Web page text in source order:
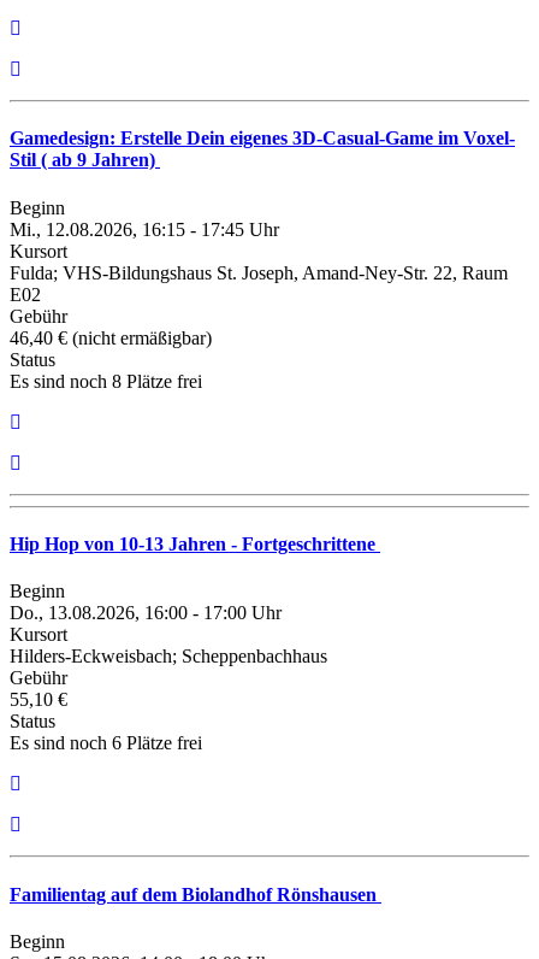
Gamedesign: Erstelle Dein eigenes 3D-Casual-Game im Voxel-
Stil ( ab 9 Jahren)
Beginn
Mi., 12.08.2026, 16:15 - 17:45 Uhr
Kursort
Fulda; VHS-Bildungshaus St. Joseph, Amand-Ney-Str. 22, Raum
E02
Gebühr
46,40 € (nicht ermäßigbar)
Status
Es sind noch 8 Plätze frei
Hip Hop von 10-13 Jahren - Fortgeschrittene
Beginn
Do., 13.08.2026, 16:00 - 17:00 Uhr
Kursort
Hilders-Eckweisbach; Scheppenbachhaus
Gebühr
55,10 €
Status
Es sind noch 6 Plätze frei
Familientag auf dem Biolandhof Rönshausen
Beginn